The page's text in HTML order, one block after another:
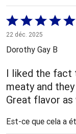
Coté
5 sur
5
22 déc. 2025
Dorothy Gay B
I liked the fact
meaty and
Great flavor as
Est-ce que cela a